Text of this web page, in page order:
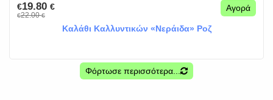
€19.80 €
€22.00€
Αγορά
Καλάθι Καλλυντικών «Νεράιδα» Ροζ
Φόρτωσε περισσότερα...